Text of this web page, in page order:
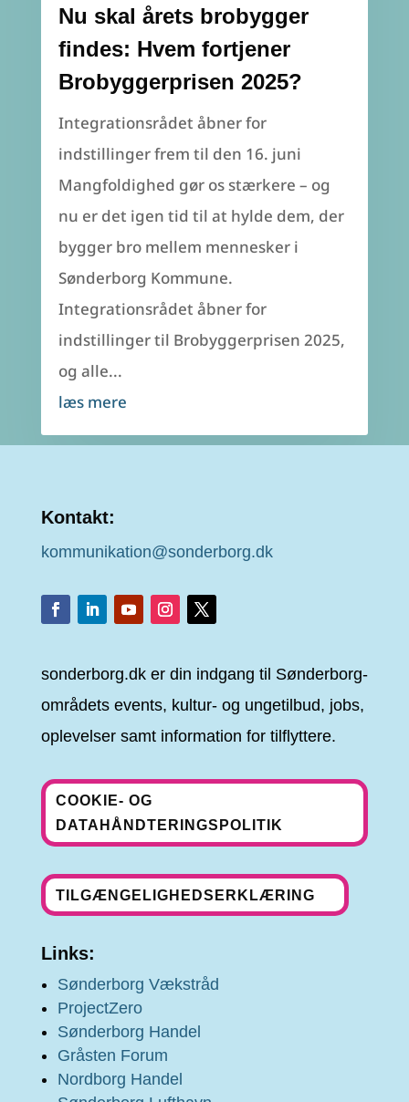
Nu skal årets brobygger
findes: Hvem fortjener
Brobyggerprisen 2025?
Integrationsrådet åbner for
indstillinger frem til den 16. juni
Mangfoldighed gør os stærkere – og
nu er det igen tid til at hylde dem, der
bygger bro mellem mennesker i
Sønderborg Kommune.
Integrationsrådet åbner for
indstillinger til Brobyggerprisen 2025,
og alle...
læs mere
Kontakt:
kommunikation@sonderborg.dk
sonderborg.dk er din indgang til Sønderborg-
områdets events, kultur- og ungetilbud, jobs,
oplevelser samt information for tilflyttere.
COOKIE- OG
DATAHÅNDTERINGSPOLITIK
TILGÆNGELIGHEDSERKLÆRING
Links:
Sønderborg Vækstråd
ProjectZero
Sønderborg Handel
Gråsten Forum
Nordborg Handel